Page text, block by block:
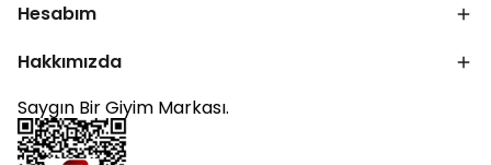
Hesabım
Hakkımızda
Saygın Bir Giyim Markası.